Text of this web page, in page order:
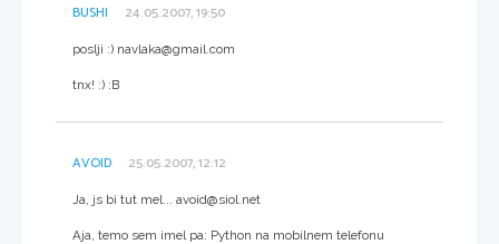
BUSHI 24.05.2007, 19:50
poslji :) navlaka@gmail.com
tnx! :) :B
AVOID 25.05.2007, 12:12
Ja, js bi tut mel... avoid@siol.net
Aja, temo sem imel pa: Python na mobilnem telefonu